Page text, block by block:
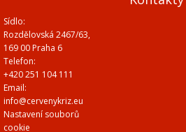
Sídlo:
Rozdělovská 2467/63,
169 00 Praha 6
Telefon:
+420 251 104 111
Email:
info@cervenykriz.eu
Nastavení souborů
cookie